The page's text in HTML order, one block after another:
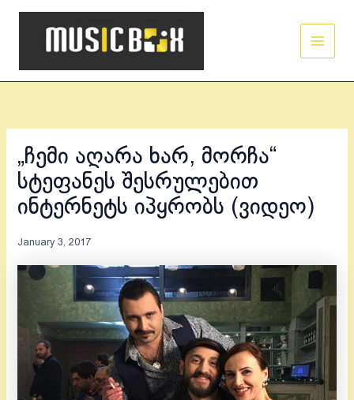
Skip
„ჩემი აღარა ხარ, მორჩა“
სტეფანეს შესრულებით
ინტერნეტს იპყრობს (ვიდეო)
January 3, 2017